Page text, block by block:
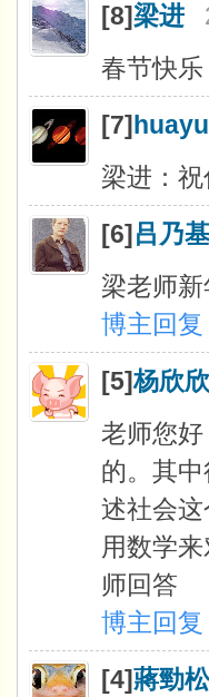
[8]梁进
春节快乐
[7]
梁进：祝
[6]吕乃基
梁老师新
博主回
[5]杨欣欣
老师您
的。其
述社会
用数学
师回答
博主回复
[4]蔣勁松